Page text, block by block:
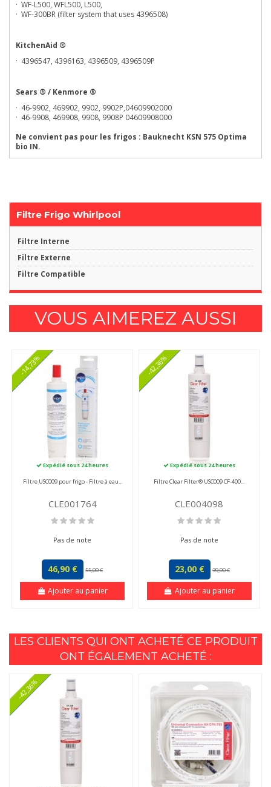
Filtre Frigo Whirlpool
Filtre Interne
Filtre Externe
Filtre Compatible
· WF-L500, WFL500, L500,
· WF-300BR (filter system that uses 4396508)
KitchenAid ®
· 4396547, 4396163, 4396509, 4396509P
Sears ® / Kenmore ®
· 46-9902, 469902, 9902, 9902P,04609902000
· 46-9908, 469908, 9908, 9908P 04609908000
Ne convient pas pour les frigos : Bauknecht KSN 575 Optima
bio IN.
VOUS AIMEREZ AUSSI
-14,73%
Expédié sous 24 heures
Filtre USC009 pour frigo - Filtre à eau...
CLE001764
Pas de note
46,90 € 55,00 €
Ajouter au panier
-42,36%
Expédié sous 24 heures
Filtre Clear Filter® USC009 CF-400...
CLE004098
Pas de note
23,00 € 39,90 €
Ajouter au panier
LES CLIENTS QUI ONT ACHETÉ CE PRODUIT
ONT ÉGALEMENT ACHETÉ :
-42,36%